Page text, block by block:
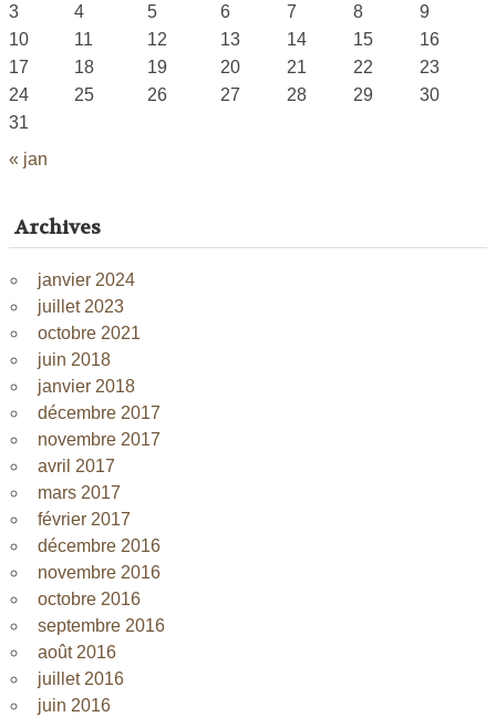
« jan
3
4 5 6 7 8
9
10
11 12 13 14 15
16
17
18 19 20 21 22
23
24
25 26 27 28 29
30
31
Archives
janvier 2024
juillet 2023
octobre 2021
juin 2018
janvier 2018
décembre 2017
novembre 2017
avril 2017
mars 2017
février 2017
décembre 2016
novembre 2016
octobre 2016
septembre 2016
août 2016
juillet 2016
juin 2016